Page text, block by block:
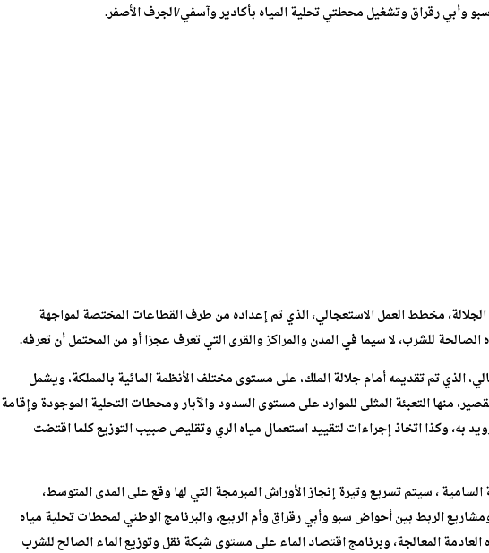
وأبي رقراق وتشغيل محطتي تحلية المياه بأكادير وآسفي/الجرف الأصفر.
مخطط العمل الاستعجالي، الذي تم إعداده من طرف القطاعات المختصة لمواجهة
الصالحة للشرب، لا سيما في المدن والمراكز والقرى التي تعرف عجزا أو من المحتمل أن تعرفه.
الذي تم تقديمه أمام جلالة الملك، على مستوى مختلف الأنظمة المائية بالمملكة، ويشمل
منها التعبئة المثلى للموارد على مستوى السدود والآبار ومحطات التحلية الموجودة وإقامة
به، وكذا اتخاذ إجراءات لتقييد استعمال مياه الري وتقليص صبيب التوزيع كلما اقتضت
السامية ، سيتم تسريع وتيرة إنجاز الأوراش المبرمجة التي لها وقع على المدى المتوسط،
الربط بين أحواض سبو وأبي رقراق وأم الربيع، والبرنامج الوطني لمحطات تحلية مياه
العادمة المعالجة، وبرنامج اقتصاد الماء على مستوى شبكة نقل وتوزيع الماء الصالح للشرب